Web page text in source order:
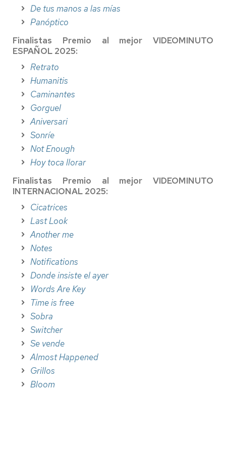
De tus manos a las mías
Panóptico
Finalistas Premio al mejor VIDEOMINUTO
ESPAÑOL 2025:
Retrato
Humanitis
Caminantes
Gorguel
Aniversari
Sonríe
Not Enough
Hoy toca llorar
Finalistas Premio al mejor VIDEOMINUTO
INTERNACIONAL 2025:
Cicatrices
Last Look
Another me
Notes
Notifications
Donde insiste el ayer
Words Are Key
Time is free
Sobra
Switcher
Se vende
Almost Happened
Grillos
Bloom